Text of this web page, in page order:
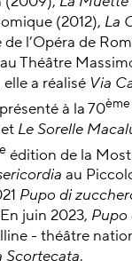
(2012), La
l’Opéra de
Théâtre
a réalisé Via
à la 70ème
Le Sorelle
édition de la
au
Pupo di
juin 2023, Pupo
- théâtre
Scortecata.